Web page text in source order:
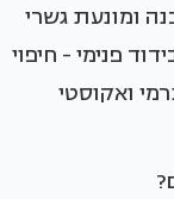
ומונעת גשרי
פנימי - חיפוי
ואקוסטי